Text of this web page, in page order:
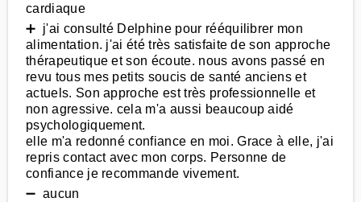
cardiaque
➕ j'ai consulté Delphine pour rééquilibrer mon
alimentation. j'ai été très satisfaite de son approche
thérapeutique et son écoute. nous avons passé en
revu tous mes petits soucis de santé anciens et
actuels. Son approche est très professionnelle et
non agressive. cela m'a aussi beaucoup aidé
psychologiquement.
elle m'a redonné confiance en moi. Grace à elle, j'ai
repris contact avec mon corps. Personne de
confiance je recommande vivement.
➖ aucun